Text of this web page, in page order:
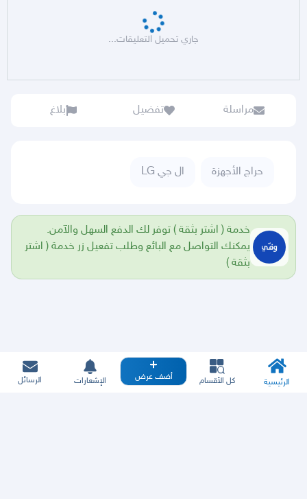
جاري تحميل التعليقات...
مراسلة تفضيل بلاغ
حراج الأجهزة ال جي LG
خدمة ( اشتر بثقة ) توفر لك الدفع السهل والآمن.
يمكنك التواصل مع البائع وطلب تفعيل زر خدمة ( اشتر
بثقة )
الرئيسية كل الأقسام أضف عرض الإشعارات الرسائل